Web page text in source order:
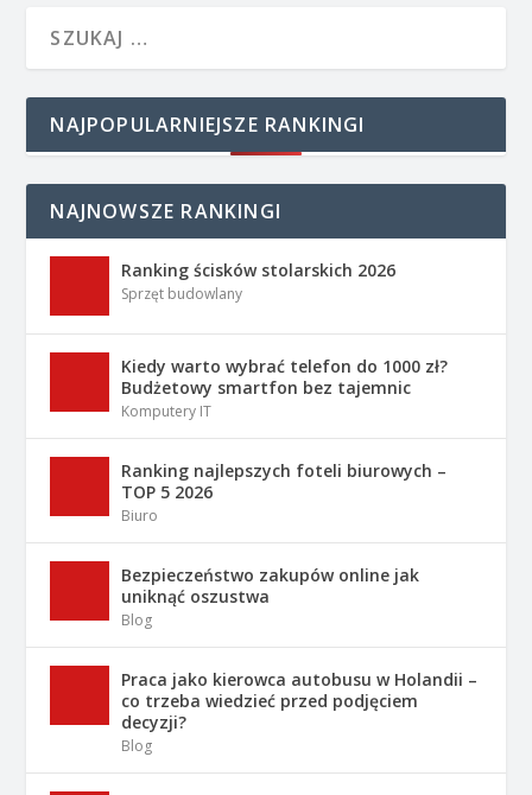
NAJPOPULARNIEJSZE RANKINGI
NAJNOWSZE RANKINGI
Ranking ścisków stolarskich 2026
Sprzęt budowlany
Kiedy warto wybrać telefon do 1000 zł?
Budżetowy smartfon bez tajemnic
Komputery IT
Ranking najlepszych foteli biurowych –
TOP 5 2026
Biuro
Bezpieczeństwo zakupów online jak
uniknąć oszustwa
Blog
Praca jako kierowca autobusu w Holandii –
co trzeba wiedzieć przed podjęciem
decyzji?
Blog